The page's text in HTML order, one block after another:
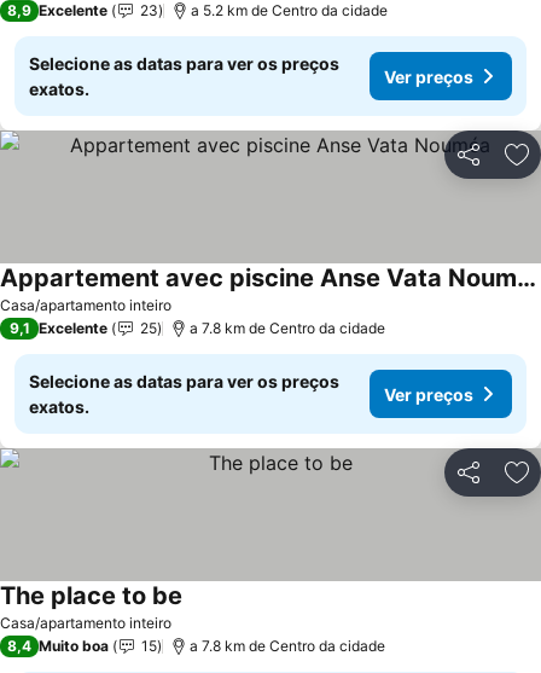
8,9 Excelente 23 a 5.2 km de Centro da cidade
Selecione as datas para ver os preços
exatos.
Ver preços
Partilhar
Casa/apartamento inteiro
Appartement avec piscine Anse Vata Nouméa
Ver preços
9,1 Excelente 25 a 7.8 km de Centro da cidade
Selecione as datas para ver os preços
exatos.
Ver preços
Partilhar
Casa/apartamento inteiro
The place to be
8,4 Muito boa 15 a 7.8 km de Centro da cidade